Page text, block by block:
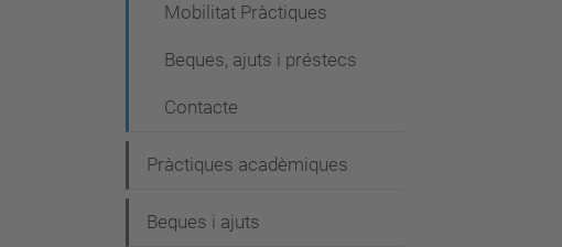
Mobilitat Pràctiques
Beques, ajuts i préstecs
Contacte
Pràctiques acadèmiques
Beques i ajuts